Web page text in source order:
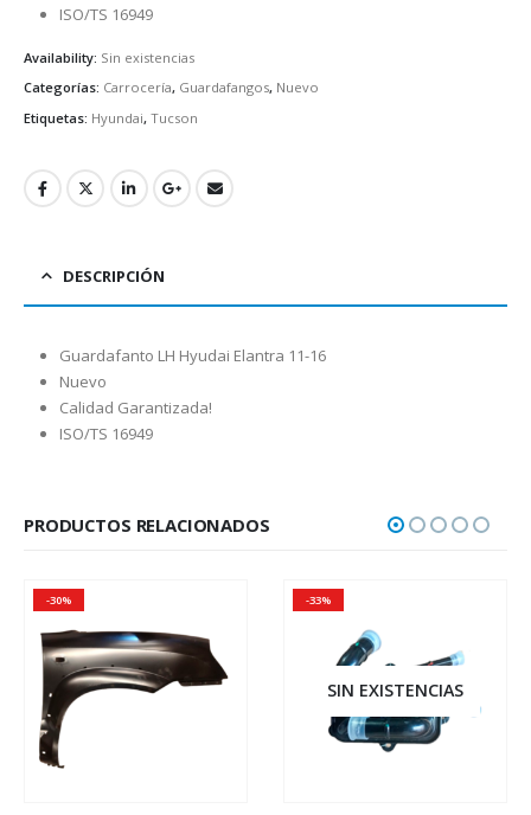
ISO/TS 16949
Availability: Sin existencias
Categorías: Carrocería, Guardafangos, Nuevo
Etiquetas: Hyundai, Tucson
DESCRIPCIÓN
Guardafanto LH Hyudai Elantra 11-16
Nuevo
Calidad Garantizada!
ISO/TS 16949
PRODUCTOS RELACIONADOS
-30% -33%
SIN EXISTENCIAS